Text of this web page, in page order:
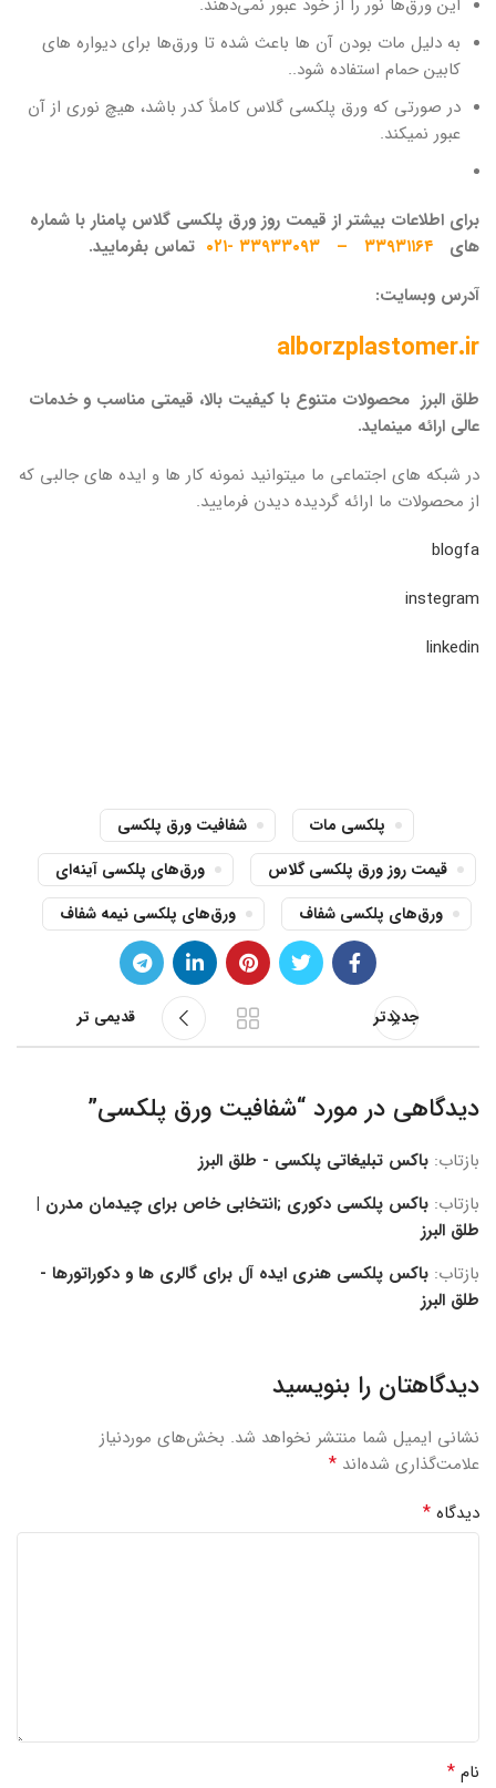
این ورق‌ها نور را از خود عبور نمی‌دهند.
به دلیل مات بودن آن ها باعث شده تا ورق‌ها برای دیواره های
کابین حمام استفاده شود..
در صورتی که ورق پلکسی گلاس کاملاً کدر باشد، هیچ نوری از آن
عبور نمیکند.
برای اطلاعات بیشتر از قیمت روز ورق پلکسی گلاس پامنار با شماره
های ۳۳۹۳۱۱۶۴ – ۳۳۹۳۳۰۹۳ -۰۲۱
تماس بفرمایید.
آدرس وبسایت:
alborzplastomer.ir
طلق البرز محصولات متنوع با کیفیت بالا، قیمتی مناسب و خدمات
عالی ارائه مینماید.
در شبکه های اجتماعی ما میتوانید نمونه کار ها و ایده های جالبی که
از محصولات ما ارائه گردیده دیدن فرمایید.
blogfa
instegram
linkedin
پلکسی مات
شفافیت ورق پلکسی
قیمت روز ورق پلکسی گلاس
ورق‌های پلکسی آینه‌ای
ورق‌های پلکسی شفاف
ورق‌های پلکسی نیمه شفاف
جدیدتر قدیمی تر
دیدگاهی در مورد “شفافیت ورق پلکسی”
بازتاب: باکس تبلیغاتی پلکسی - طلق البرز
بازتاب: باکس پلکسی دکوری ;انتخابی خاص برای چیدمان مدرن |
طلق البرز
بازتاب: باکس پلکسی هنری ایده آل برای گالری ها و دکوراتورها -
طلق البرز
دیدگاهتان را بنویسید
نشانی ایمیل شما منتشر نخواهد شد. بخش‌های موردنیاز
علامت‌گذاری شده‌اند *
دیدگاه *
نام *